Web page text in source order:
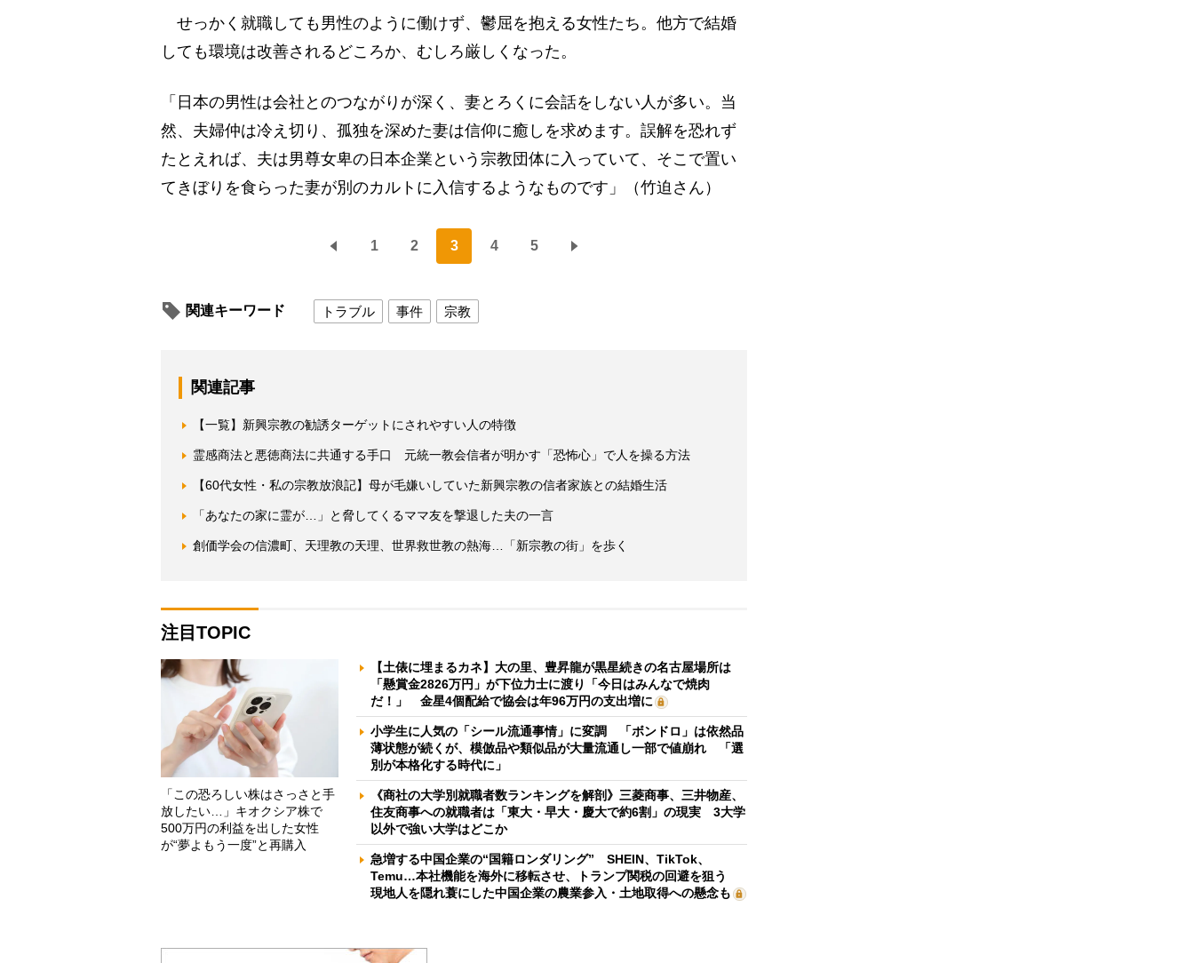
せっかく就職しても男性のように働けず、鬱屈を抱える女性たち。他方で結婚
しても環境は改善されるどころか、むしろ厳しくなった。
「日本の男性は会社とのつながりが深く、妻とろくに会話をしない人が多い。当
然、夫婦仲は冷え切り、孤独を深めた妻は信仰に癒しを求めます。誤解を恐れず
たとえれば、夫は男尊女卑の日本企業という宗教団体に入っていて、そこで置い
てきぼりを食らった妻が別のカルトに入信するようなものです」（竹迫さん）
1 2 3 4 5
関連キーワード トラブル 事件 宗教
関連記事
【一覧】新興宗教の勧誘ターゲットにされやすい人の特徴
霊感商法と悪徳商法に共通する手口 元統一教会信者が明かす「恐怖心」で人を操る方法
【60代女性・私の宗教放浪記】母が毛嫌いしていた新興宗教の信者家族との結婚生活
「あなたの家に霊が…」と脅してくるママ友を撃退した夫の一言
創価学会の信濃町、天理教の天理、世界救世教の熱海…「新宗教の街」を歩く
注目TOPIC
「この恐ろしい株はさっさと手
放したい…」キオクシア株で
500万円の利益を出した女性
が“夢よもう一度”と再購入
【土俵に埋まるカネ】大の里、豊昇龍が黒星続きの名古屋場所は
「懸賞金2826万円」が下位力士に渡り「今日はみんなで焼肉
だ！」 金星4個配給で協会は年96万円の支出増に
小学生に人気の「シール流通事情」に変調 「ボンドロ」は依然品
薄状態が続くが、模倣品や類似品が大量流通し一部で値崩れ 「選
別が本格化する時代に」
《商社の大学別就職者数ランキングを解剖》三菱商事、三井物産、
住友商事への就職者は「東大・早大・慶大で約6割」の現実 3大学
以外で強い大学はどこか
急増する中国企業の“国籍ロンダリング” SHEIN、TikTok、
Temu…本社機能を海外に移転させ、トランプ関税の回避を狙う
現地人を隠れ蓑にした中国企業の農業参入・土地取得への懸念も